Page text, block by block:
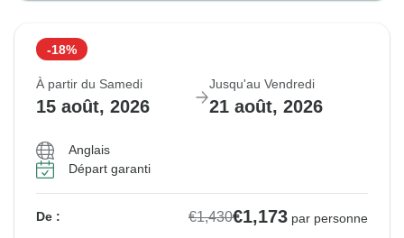
-18%
À partir du Samedi
15 août, 2026
Jusqu'au Vendredi
21 août, 2026
Anglais
Départ garanti
De : €1,430€1,173 par personne